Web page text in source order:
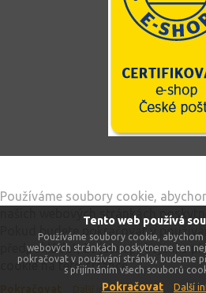
Tento web používá
Používáme soubory cookie, abychom
webových stránkách poskytneme ten
pokračovat v používání stránky, budeme
s přijímáním všech souborů
Pokračovat Další
Používáme soubory cookie,
našich webových stránkách
Pokud budete pokračovat v
předpokládat, že jste spokojeni s
cookie na této stránce.
Další informace